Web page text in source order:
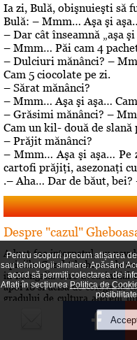
Ia zi, Bulă, obişnuieşti să
Bulă: – Mmm… Aşa şi
– Dar cât înseamnă „aşa şi
– Mmm… Păi cam 4
– Dulciuri mănânci? –
Cam 5 ciocolate pe zi.
– Sărat mănânci?
– Mmm… Aşa şi aşa…
– Grăsimi mănânci? –
Cam un kil- două de slană
– Prăjit mănânci?
– Mmm… Aşa şi aşa… Pe
cartofi prăjiţi, asezonaţi
.– Aha… Dar de băut, bei?
Despre "cazul"
A luat foc internetul, au
opiniile. Cazul Gheboasa, la
in Mangalia care avea initial
apoi 18 si ucisa de colega de
gradului de cultura aferent
pricina a fost lasat sa
Pentru scopuri precum afișarea
sau tehnologii similare. Apăsând
acord să permiți colectarea de
Aflați în secțiunea Politica de